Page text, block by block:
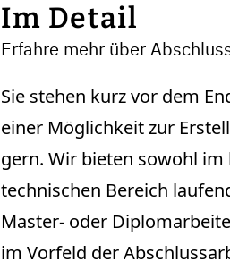
Im Detail
Erfahre mehr über
Sie stehen kurz vor dem
einer Möglichkeit zur
gern. Wir bieten sowohl
technischen Bereich
Master- oder
im Vorfeld der